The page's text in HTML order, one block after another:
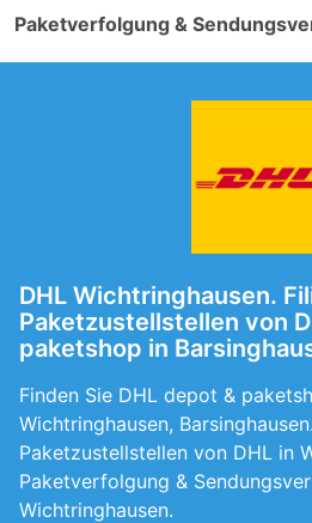
Paketverfolgung &
DHL Wichtringhausen.
Paketzustellstellen von
paketshop in
Finden Sie DHL depot &
Wichtringhausen,
Paketzustellstellen von DHL in
Paketverfolgung &
Wichtringhausen.